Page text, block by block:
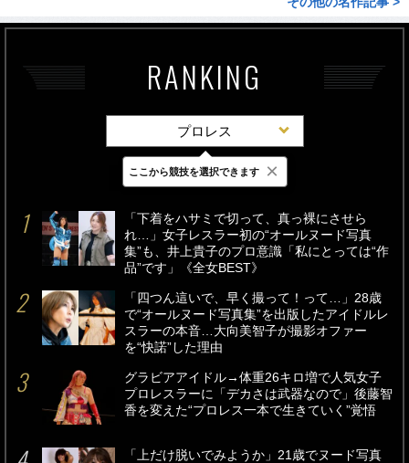
RANKING
プロレス
最新 24時間 週間
「下着をハサミで切って、真っ裸にさせら
れ…」女子レスラー初の“オールヌード写真
集”も、井上貴子のプロ意識「私にとっては“作
品”です」《全女BEST》
「四つん這いで、早く撮って！って…」28歳
で“オールヌード写真集”を出版したアイドルレ
スラーの本音…大向美智子が撮影オファー
を“快諾”した理由
グラビアアイドル→体重26キロ増で人気女子
プロレスラーに「デカさは武器なので」後藤智
香を変えた“プロレス一本で生きていく”覚悟
「上だけ脱いでみようか」21歳でヌード写真
ここから競技を選択できます ×